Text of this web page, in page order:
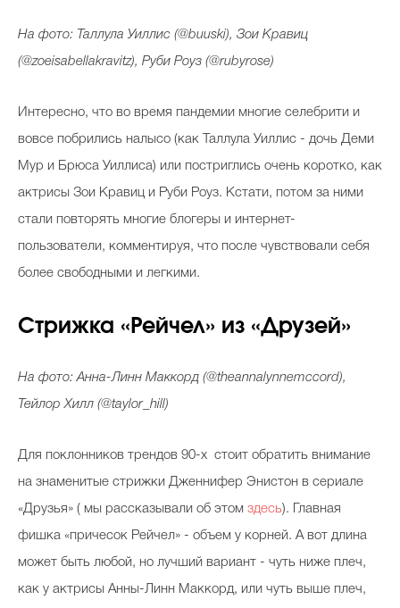
На фото: Таллула Уиллис (@buuski), Зои Кравиц
(@zoeisabellakravitz), Руби Роуз (@rubyrose)
Интересно, что во время пандемии многие селебрити и
вовсе побрились налысо (как Таллула Уиллис - дочь Деми
Мур и Брюса Уиллиса) или постриглись очень коротко, как
актрисы Зои Кравиц и Руби Роуз. Кстати, потом за ними
стали повторять многие блогеры и интернет-
пользователи, комментируя, что после чувствовали себя
более свободными и легкими.
Стрижка «Рейчел» из «Друзей»
На фото: Анна-Линн Маккорд (@theannalynnemccord),
Тейлор Хилл (@taylor_hill)
Для поклонников трендов 90-х стоит обратить внимание
на знаменитые стрижки Дженнифер Энистон в сериале
«Друзья» ( мы рассказывали об этом здесь). Главная
фишка «причесок Рейчел» - объем у корней. А вот длина
может быть любой, но лучший вариант - чуть ниже плеч,
как у актрисы Анны-Линн Маккорд, или чуть выше плеч,